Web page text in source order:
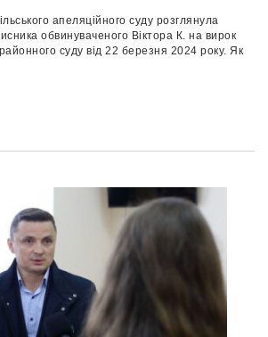
апеляційного суду розглянула
обвинуваченого Віктора К. на вирок
суду від 22 березня 2024 року. Як